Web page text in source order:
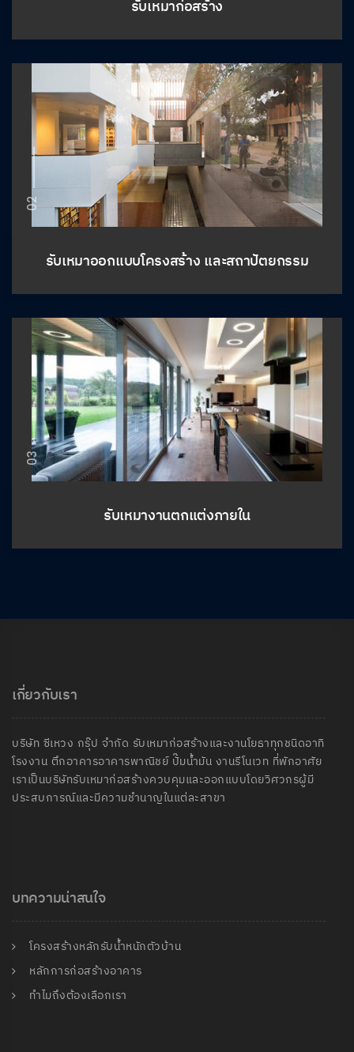
รับเหมาก่อสร้าง
02
รับเหมาออกแบบโครงสร้าง และสถาปัตยกรรม
03
รับเหมางานตกแต่งภายใน
เกี่ยวกับเรา
บริษัท ซีเหวง กรุ๊ป จำกัด รับเหมาก่อสร้างและงานโยธาทุกชนิดอาทิ
โรงงาน ตึกอาคารอาคารพาณิชย์ ปั๊มน้ำมัน งานรีโนเวท ที่พักอาศัย
เราเป็นบริษัทรับเหมาก่อสร้างควบคุมและออกแบบโดยวิศวกรผู้มี
ประสบการณ์และมีความชำนาญในแต่ละสาขา
บทความน่าสนใจ
โครงสร้างหลักรับน้ำหนักตัวบ้าน
หลักการก่อสร้างอาคาร
ทำไมถึงต้องเลือกเรา